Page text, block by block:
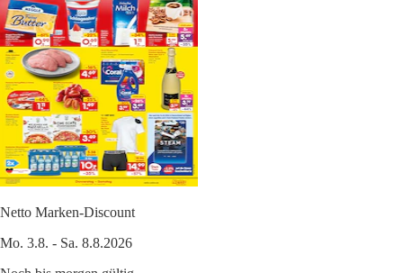
Netto Marken-Discount
Mo. 3.8. - Sa. 8.8.2026